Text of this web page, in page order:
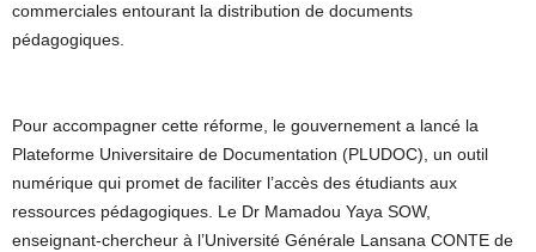
commerciales entourant la distribution de documents
pédagogiques.
Pour accompagner cette réforme, le gouvernement a lancé la
Plateforme Universitaire de Documentation (PLUDOC), un outil
numérique qui promet de faciliter l’accès des étudiants aux
ressources pédagogiques. Le Dr Mamadou Yaya SOW,
enseignant-chercheur à l’Université Générale Lansana CONTE de